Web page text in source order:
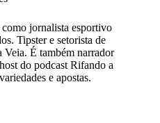
jornalista esportivo
Tipster e setorista de
É também narrador
do podcast Rifando a
e apostas.